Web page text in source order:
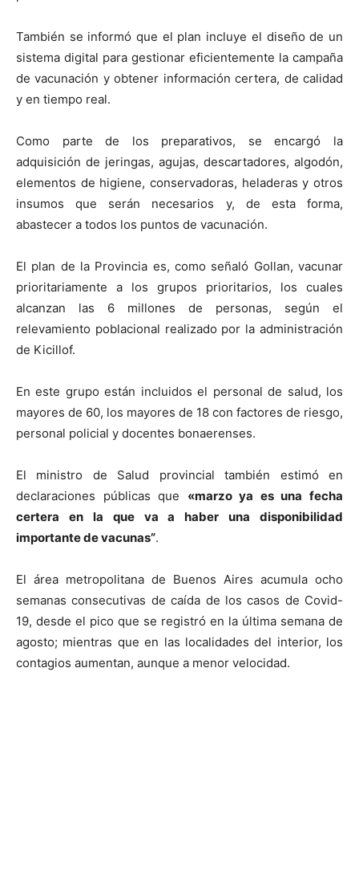
También se informó que el plan incluye el diseño de un
sistema digital para gestionar eficientemente la campaña
de vacunación y obtener información certera, de calidad
y en tiempo real.
Como parte de los preparativos, se encargó la
adquisición de jeringas, agujas, descartadores, algodón,
elementos de higiene, conservadoras, heladeras y otros
insumos que serán necesarios y, de esta forma,
abastecer a todos los puntos de vacunación.
El plan de la Provincia es, como señaló Gollan, vacunar
prioritariamente a los grupos prioritarios, los cuales
alcanzan las 6 millones de personas, según el
relevamiento poblacional realizado por la administración
de Kicillof.
En este grupo están incluidos el personal de salud, los
mayores de 60, los mayores de 18 con factores de riesgo,
personal policial y docentes bonaerenses.
El ministro de Salud provincial también estimó en
declaraciones públicas que «marzo ya es una fecha
certera en la que va a haber una disponibilidad
importante de vacunas”.
El área metropolitana de Buenos Aires acumula ocho
semanas consecutivas de caída de los casos de Covid-
19, desde el pico que se registró en la última semana de
agosto; mientras que en las localidades del interior, los
contagios aumentan, aunque a menor velocidad.